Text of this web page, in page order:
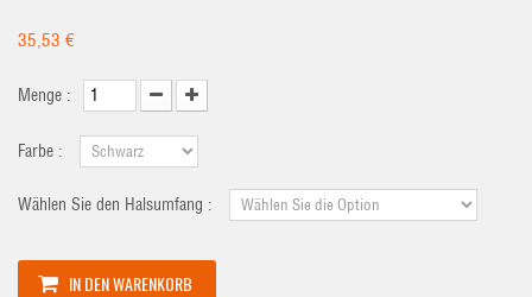
35,53 €
Menge :
Farbe :
Wählen Sie den Halsumfang :
IN DEN WARENKORB